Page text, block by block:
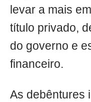
levar a mais
título privado,
do governo e
financeiro.
As debêntures